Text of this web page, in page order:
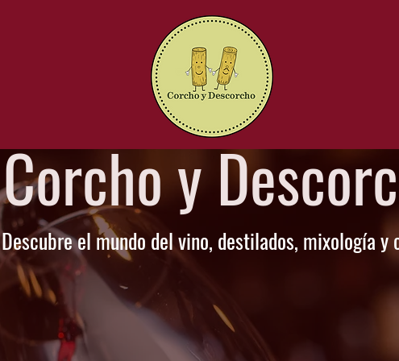
Corcho y
Descubre el mundo del vino, destilados, mixología y